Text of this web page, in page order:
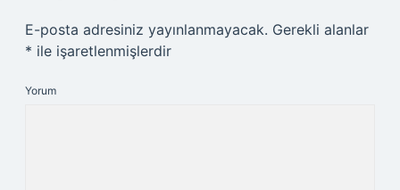
E-posta adresiniz yayınlanmayacak. Gerekli alanlar
* ile işaretlenmişlerdir
Yorum